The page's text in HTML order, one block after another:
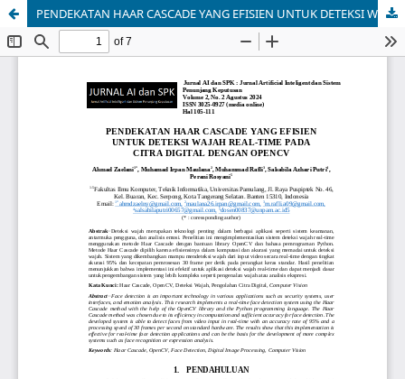
PENDEKATAN HAAR CASCADE YANG EFISIEN UNTUK DETEKSI WAJAH REAL-TIME PADA CITRA DIGITAL DENGAN OPENCV